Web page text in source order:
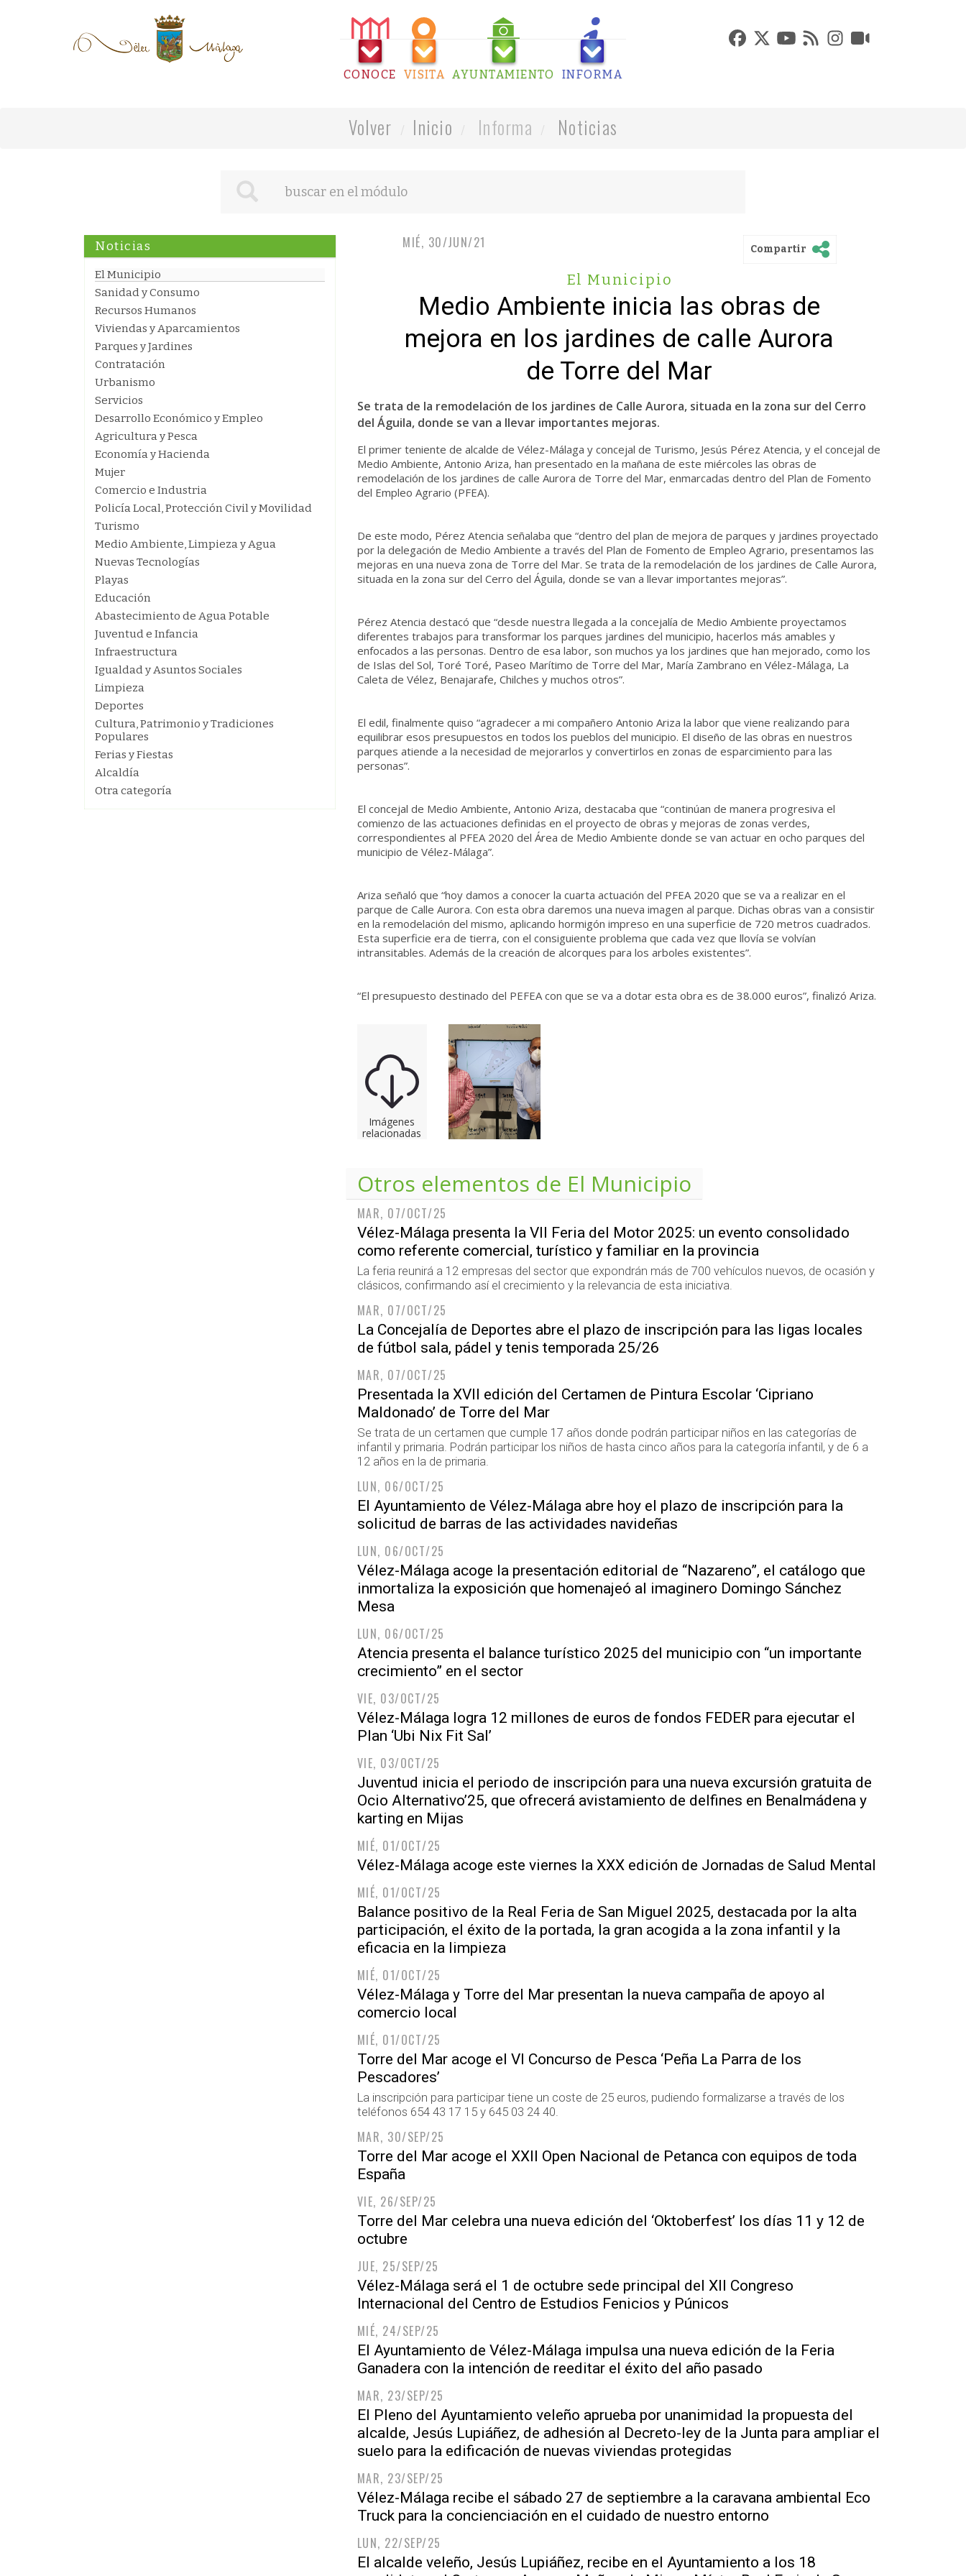
CONOCE VISITA AYUNTAMIENTO INFORMA
Volver Inicio Informa Noticias
Noticias
El Municipio
Sanidad y Consumo
Recursos Humanos
Viviendas y Aparcamientos
Parques y Jardines
Contratación
Urbanismo
Servicios
Desarrollo Económico y Empleo
Agricultura y Pesca
Economía y Hacienda
Mujer
Comercio e Industria
Policía Local, Protección Civil y Movilidad
Turismo
Medio Ambiente, Limpieza y Agua
Nuevas Tecnologías
Playas
Educación
Abastecimiento de Agua Potable
Juventud e Infancia
Infraestructura
Igualdad y Asuntos Sociales
Limpieza
Deportes
Cultura, Patrimonio y Tradiciones
Populares
Ferias y Fiestas
Alcaldía
Otra categoría
MIÉ, 30/JUN/21 Compartir
El Municipio
Medio Ambiente inicia las obras de
mejora en los jardines de calle Aurora
de Torre del Mar
Se trata de la remodelación de los jardines de Calle Aurora, situada en la zona sur del Cerro
del Águila, donde se van a llevar importantes mejoras.
El primer teniente de alcalde de Vélez-Málaga y concejal de Turismo, Jesús Pérez Atencia, y el concejal de
Medio Ambiente, Antonio Ariza, han presentado en la mañana de este miércoles las obras de
remodelación de los jardines de calle Aurora de Torre del Mar, enmarcadas dentro del Plan de Fomento
del Empleo Agrario (PFEA).
De este modo, Pérez Atencia señalaba que “dentro del plan de mejora de parques y jardines proyectado
por la delegación de Medio Ambiente a través del Plan de Fomento de Empleo Agrario, presentamos las
mejoras en una nueva zona de Torre del Mar. Se trata de la remodelación de los jardines de Calle Aurora,
situada en la zona sur del Cerro del Águila, donde se van a llevar importantes mejoras”.
Pérez Atencia destacó que “desde nuestra llegada a la concejalía de Medio Ambiente proyectamos
diferentes trabajos para transformar los parques jardines del municipio, hacerlos más amables y
enfocados a las personas. Dentro de esa labor, son muchos ya los jardines que han mejorado, como los
de Islas del Sol, Toré Toré, Paseo Marítimo de Torre del Mar, María Zambrano en Vélez-Málaga, La
Caleta de Vélez, Benajarafe, Chilches y muchos otros”.
El edil, finalmente quiso “agradecer a mi compañero Antonio Ariza la labor que viene realizando para
equilibrar esos presupuestos en todos los pueblos del municipio. El diseño de las obras en nuestros
parques atiende a la necesidad de mejorarlos y convertirlos en zonas de esparcimiento para las
personas”.
El concejal de Medio Ambiente, Antonio Ariza, destacaba que “continúan de manera progresiva el
comienzo de las actuaciones definidas en el proyecto de obras y mejoras de zonas verdes,
correspondientes al PFEA 2020 del Área de Medio Ambiente donde se van actuar en ocho parques del
municipio de Vélez-Málaga”.
Ariza señaló que “hoy damos a conocer la cuarta actuación del PFEA 2020 que se va a realizar en el
parque de Calle Aurora. Con esta obra daremos una nueva imagen al parque. Dichas obras van a consistir
en la remodelación del mismo, aplicando hormigón impreso en una superficie de 720 metros cuadrados.
Esta superficie era de tierra, con el consiguiente problema que cada vez que llovía se volvían
intransitables. Además de la creación de alcorques para los arboles existentes”.
“El presupuesto destinado del PEFEA con que se va a dotar esta obra es de 38.000 euros”, finalizó Ariza.
Imágenes
relacionadas
Otros elementos de El Municipio
MAR, 07/OCT/25
Vélez-Málaga presenta la VII Feria del Motor 2025: un evento consolidado
como referente comercial, turístico y familiar en la provincia
La feria reunirá a 12 empresas del sector que expondrán más de 700 vehículos nuevos, de ocasión y
clásicos, confirmando así el crecimiento y la relevancia de esta iniciativa.
MAR, 07/OCT/25
La Concejalía de Deportes abre el plazo de inscripción para las ligas locales
de fútbol sala, pádel y tenis temporada 25/26
MAR, 07/OCT/25
Presentada la XVII edición del Certamen de Pintura Escolar ‘Cipriano
Maldonado’ de Torre del Mar
Se trata de un certamen que cumple 17 años donde podrán participar niños en las categorías de
infantil y primaria. Podrán participar los niños de hasta cinco años para la categoría infantil, y de 6 a
12 años en la de primaria.
LUN, 06/OCT/25
El Ayuntamiento de Vélez-Málaga abre hoy el plazo de inscripción para la
solicitud de barras de las actividades navideñas
LUN, 06/OCT/25
Vélez-Málaga acoge la presentación editorial de “Nazareno”, el catálogo que
inmortaliza la exposición que homenajeó al imaginero Domingo Sánchez
Mesa
LUN, 06/OCT/25
Atencia presenta el balance turístico 2025 del municipio con “un importante
crecimiento” en el sector
VIE, 03/OCT/25
Vélez-Málaga logra 12 millones de euros de fondos FEDER para ejecutar el
Plan ‘Ubi Nix Fit Sal’
VIE, 03/OCT/25
Juventud inicia el periodo de inscripción para una nueva excursión gratuita de
Ocio Alternativo’25, que ofrecerá avistamiento de delfines en Benalmádena y
karting en Mijas
MIÉ, 01/OCT/25
Vélez-Málaga acoge este viernes la XXX edición de Jornadas de Salud Mental
MIÉ, 01/OCT/25
Balance positivo de la Real Feria de San Miguel 2025, destacada por la alta
participación, el éxito de la portada, la gran acogida a la zona infantil y la
eficacia en la limpieza
MIÉ, 01/OCT/25
Vélez-Málaga y Torre del Mar presentan la nueva campaña de apoyo al
comercio local
MIÉ, 01/OCT/25
Torre del Mar acoge el VI Concurso de Pesca ‘Peña La Parra de los
Pescadores’
La inscripción para participar tiene un coste de 25 euros, pudiendo formalizarse a través de los
teléfonos 654 43 17 15 y 645 03 24 40.
MAR, 30/SEP/25
Torre del Mar acoge el XXII Open Nacional de Petanca con equipos de toda
España
VIE, 26/SEP/25
Torre del Mar celebra una nueva edición del ‘Oktoberfest’ los días 11 y 12 de
octubre
JUE, 25/SEP/25
Vélez-Málaga será el 1 de octubre sede principal del XII Congreso
Internacional del Centro de Estudios Fenicios y Púnicos
MIÉ, 24/SEP/25
El Ayuntamiento de Vélez-Málaga impulsa una nueva edición de la Feria
Ganadera con la intención de reeditar el éxito del año pasado
MAR, 23/SEP/25
El Pleno del Ayuntamiento veleño aprueba por unanimidad la propuesta del
alcalde, Jesús Lupiáñez, de adhesión al Decreto-ley de la Junta para ampliar el
suelo para la edificación de nuevas viviendas protegidas
MAR, 23/SEP/25
Vélez-Málaga recibe el sábado 27 de septiembre a la caravana ambiental Eco
Truck para la concienciación en el cuidado de nuestro entorno
LUN, 22/SEP/25
El alcalde veleño, Jesús Lupiáñez, recibe en el Ayuntamiento a los 18